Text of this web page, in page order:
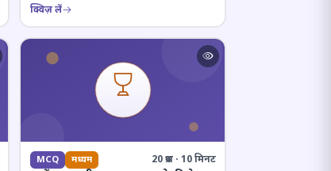
क्विज़ लें
MCQ मध्यम 20 प्रश्न · 10 मिनट